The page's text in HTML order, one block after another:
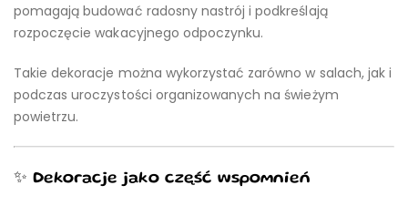
pomagają budować radosny nastrój i podkreślają
rozpoczęcie wakacyjnego odpoczynku.
Takie dekoracje można wykorzystać zarówno w salach, jak i
podczas uroczystości organizowanych na świeżym
powietrzu.
✨ Dekoracje jako część wspomnień